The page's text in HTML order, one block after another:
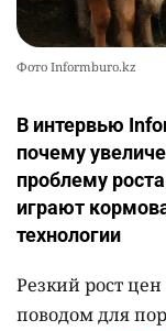
Фото Informburo.kz
В интервью
почему
проблему
играют
технологии
Резкий рост
поводом для